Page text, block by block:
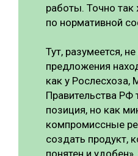
работы. Точно так
по нормативной
Тут, разумеется,
предложения
как у Рослесхоза,
Правительства РФ
позиция, но как
компромиссные
создать продукт,
понятен и